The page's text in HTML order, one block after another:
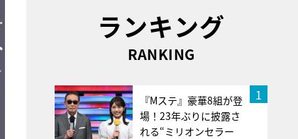
ランキング
RANKING
1
『Mステ』豪華8組が登
場！23年ぶりに披露さ
れる“ミリオンセラー